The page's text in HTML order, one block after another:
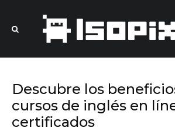
Descubre los
cursos de inglés en
certificados